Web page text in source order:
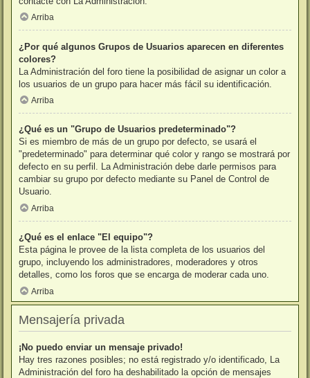
Arriba
¿Por qué algunos Grupos de Usuarios aparecen en diferentes
colores?
La Administración del foro tiene la posibilidad de asignar un color a
los usuarios de un grupo para hacer más fácil su identificación.
Arriba
¿Qué es un "Grupo de Usuarios predeterminado"?
Si es miembro de más de un grupo por defecto, se usará el
"predeterminado" para determinar qué color y rango se mostrará por
defecto en su perfil. La Administración debe darle permisos para
cambiar su grupo por defecto mediante su Panel de Control de
Usuario.
Arriba
¿Qué es el enlace "El equipo"?
Esta página le provee de la lista completa de los usuarios del
grupo, incluyendo los administradores, moderadores y otros
detalles, como los foros que se encarga de moderar cada uno.
Arriba
Mensajería privada
¡No puedo enviar un mensaje privado!
Hay tres razones posibles; no está registrado y/o identificado, La
Administración del foro ha deshabilitado la opción de mensajes